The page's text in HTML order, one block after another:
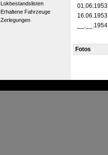
Lokbestandslisten
Erhaltene Fahrzeuge
Zerlegungen
01.06.1953
16.06.1953
__.__.1954
Fotos